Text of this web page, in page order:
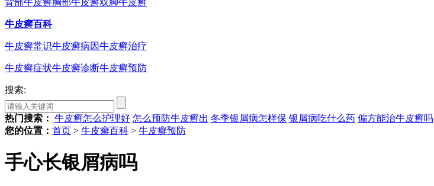
背部牛皮癣胸部牛皮癣双脚牛皮癣
牛皮癣百科
牛皮癣常识牛皮癣病因牛皮癣治疗
牛皮癣症状牛皮癣诊断牛皮癣预防
搜索:
热门搜索： 牛皮癣怎么护理好 怎么预防牛皮癣出 冬季银屑病怎样保 银屑病吃什么药 偏方能治牛皮癣吗
您的位置： 首页 > 牛皮癣百科 > 牛皮癣预防
手心长银屑病吗